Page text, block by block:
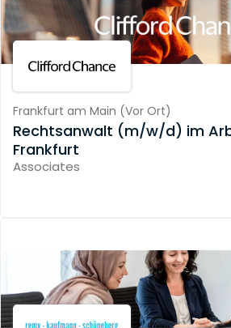
Frankfurt am Main (Vor Ort)
Rechtsanwalt (m/w/d) im
Frankfurt
Associates